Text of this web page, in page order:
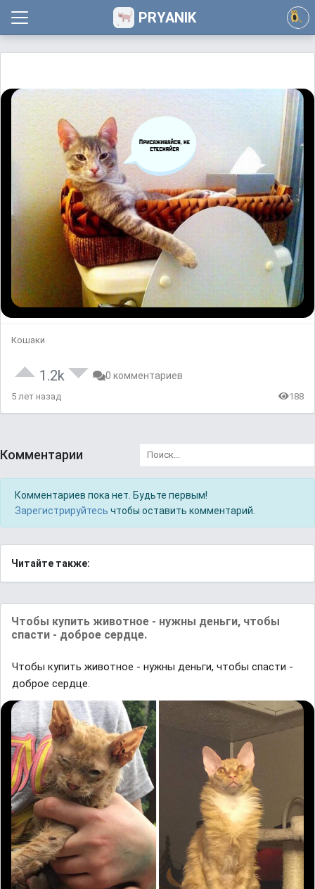
PRYANIK
Кошаки
1.2k 0 комментариев
5 лет назад 188
Комментарии
Комментариев пока нет. Будьте первым!
Зарегистрируйтесь чтобы оставить комментарий.
Читайте также:
Чтобы купить животное - нужны деньги, чтобы
спасти - доброе сердце.
Чтобы купить животное - нужны деньги, чтобы спасти -
доброе сердце.